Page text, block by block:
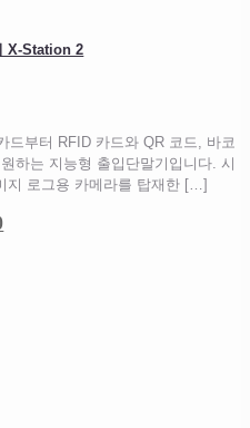
X-Station 2
부터 RFID 카드와 QR 코드, 바코
하는 지능형 출입단말기입니다. 시
지 로그용 카메라를 탑재한 […]